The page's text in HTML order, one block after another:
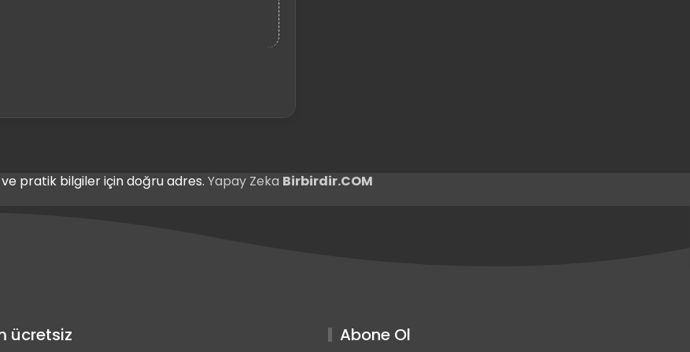
ve pratik bilgiler için doğru adres. Yapay Zeka Birbirdir.COM
ücretsiz
Abone Ol